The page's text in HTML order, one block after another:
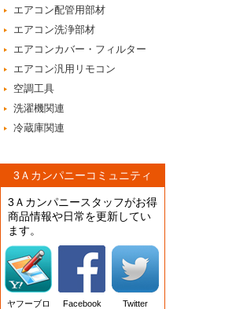
エアコン配管用部材
エアコン洗浄部材
エアコンカバー・フィルター
エアコン汎用リモコン
空調工具
洗濯機関連
冷蔵庫関連
3Ａカンパニーコミュニティ
3Ａカンパニースタッフがお得
商品情報や日常を更新してい
ます。
ヤフーブロ
Facebook Twitter